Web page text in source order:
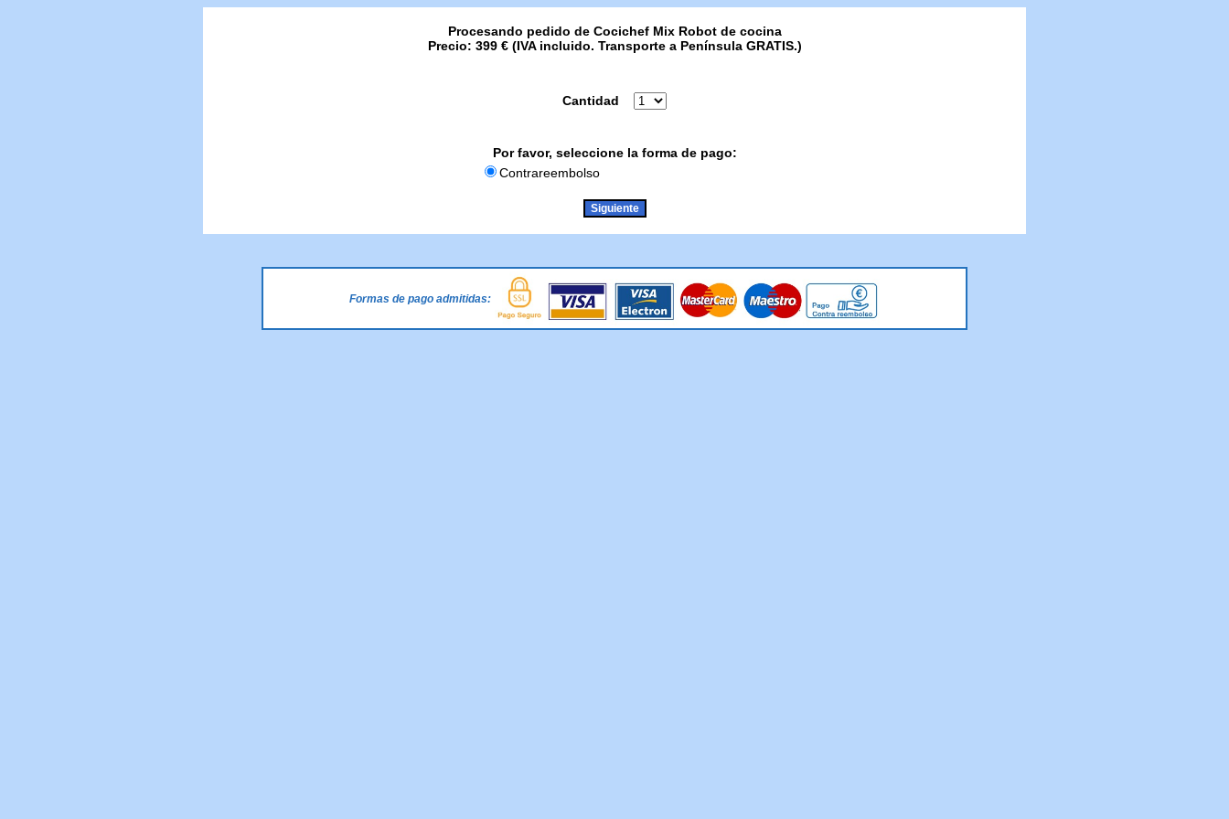
Procesando pedido de Cocichef Mix Robot de cocina
Precio: 399 € (IVA incluido. Transporte a Península GRATIS.)
Cantidad
Por favor, seleccione la forma de pago:
Contrareembolso
Formas de pago admitidas: